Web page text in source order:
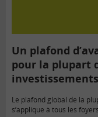
Un plafond
pour la plupart
investissements
Le plafond global de la
s’applique à tous les